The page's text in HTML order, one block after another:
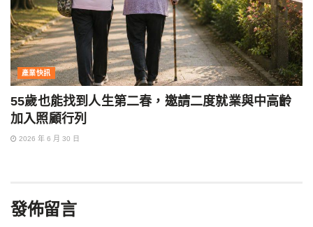
產業快訊
55歲也能找到人生第二春，邀請二度就業與中高齡
加入照顧行列
2026 年 6 月 30 日
發佈留言